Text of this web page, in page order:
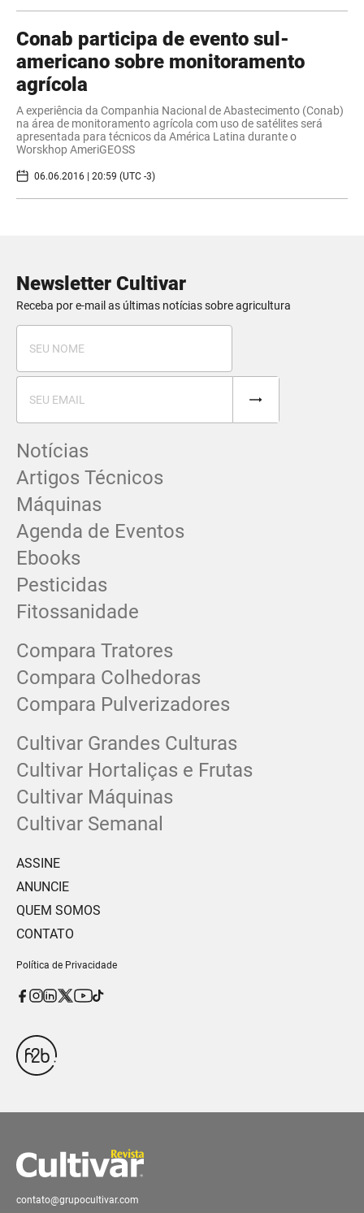
Conab participa de evento sul-
americano sobre monitoramento
agrícola
​A experiência da Companhia Nacional de Abastecimento (Conab)
na área de monitoramento agrícola com uso de satélites será
apresentada para técnicos da América Latina durante o
Worskhop AmeriGEOSS
06.06.2016 | 20:59 (UTC -3)
Newsletter Cultivar
Receba por e-mail as últimas notícias sobre agricultura
Notícias
Artigos Técnicos
Máquinas
Agenda de Eventos
Ebooks
Pesticidas
Fitossanidade
Compara Tratores
Compara Colhedoras
Compara Pulverizadores
Cultivar Grandes Culturas
Cultivar Hortaliças e Frutas
Cultivar Máquinas
Cultivar Semanal
ASSINE
ANUNCIE
QUEM SOMOS
CONTATO
Política de Privacidade
contato@grupocultivar.com